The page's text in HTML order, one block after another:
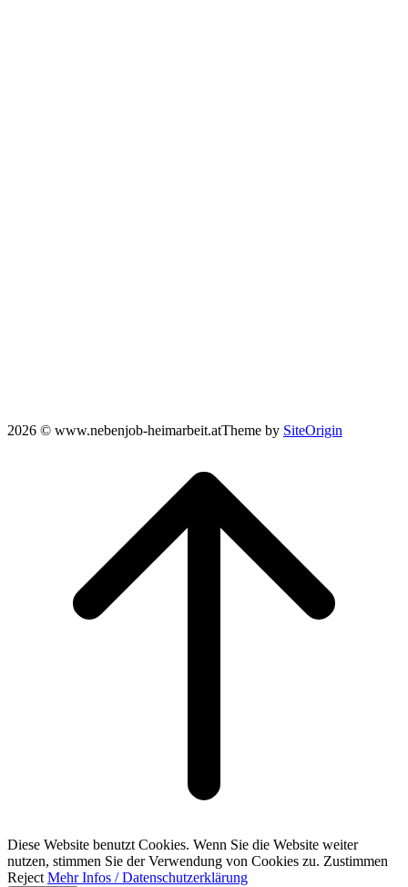
2026 © www.nebenjob-heimarbeit.atTheme by SiteOrigin
Diese Website benutzt Cookies. Wenn Sie die Website weiter
nutzen, stimmen Sie der Verwendung von Cookies zu. Zustimmen
Reject Mehr Infos / Datenschutzerklärung